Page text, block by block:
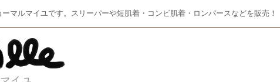
マルマイユです。スリーパーや短肌着・コンビ肌着・ロンパースなどを販売！